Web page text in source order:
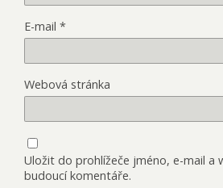
E-mail *
Webová stránka
Uložit do prohlížeče jméno, e-mail a
budoucí komentáře.